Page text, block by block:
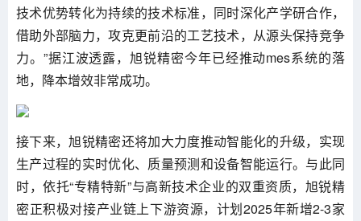
技术优势转化为持续的技术标准，同时深化产学研合作，
借助外部脑力，攻克更前沿的工艺技术，从源头保持竞争
力。”据江波透露，旭锐精密今年已经推动mes系统的落
地，降本增效非常成功。
接下来，旭锐精密还将加大力度推动智能化的升级，实现
生产过程的实时优化、质量预测和设备智能运行。与此同
时，依托“专精特新”与高新技术企业的双重资质，旭锐精
密正积极对接产业链上下游资源，计划2025年新增2-3家